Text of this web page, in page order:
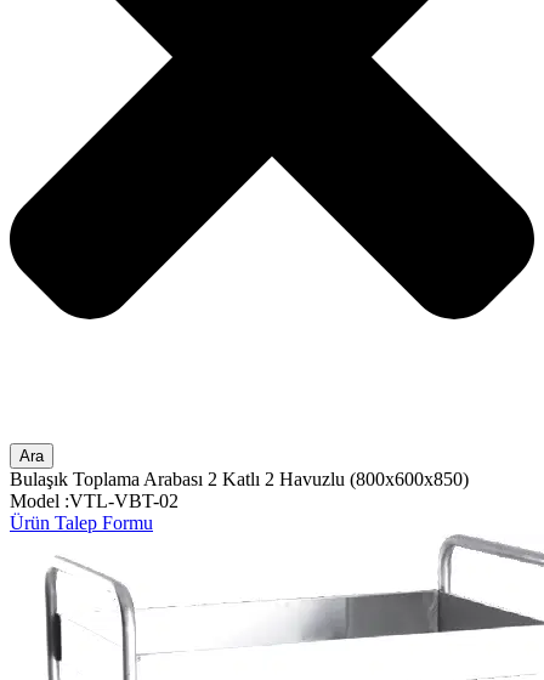
Ara
Bulaşık Toplama Arabası 2 Katlı 2 Havuzlu (800x600x850)
Model :VTL-VBT-02
Ürün Talep Formu